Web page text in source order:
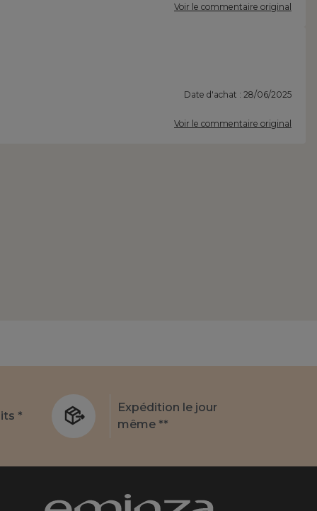
Voir le commentaire original
Date d'achat : 28/06/2025
Voir le commentaire original
*
Expédition le jour
même **